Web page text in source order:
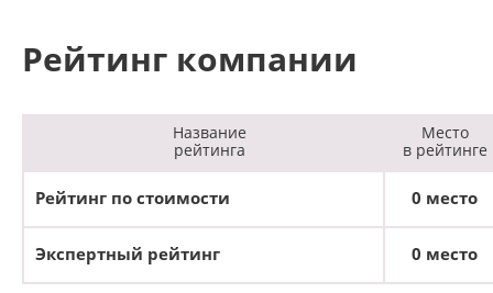
Рейтинг компании
Название
рейтинга
Место
в рейтинге
Рейтинг по стоимости 0 место
Экспертный рейтинг 0 место